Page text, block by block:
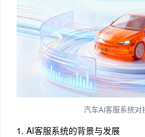
汽车AI客服系统对
1. AI客服系统的背景与发展